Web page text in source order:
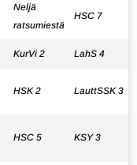
Neljä
ratsumiestä
HSC 7
KurVi 2 LahS 4
HSK 2 LauttSSK 3
HSC 5 KSY 3